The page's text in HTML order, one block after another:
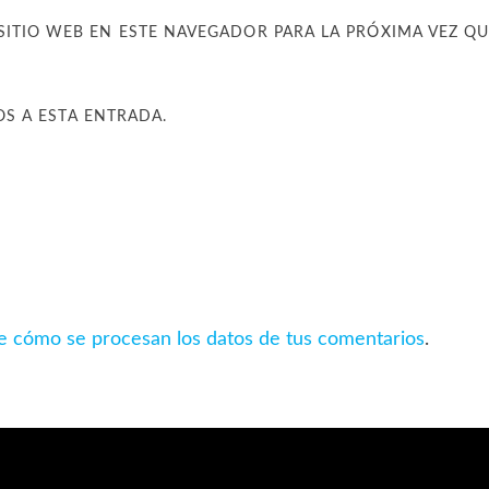
WEB EN ESTE NAVEGADOR PARA LA PRÓXIMA VEZ
A ESTA ENTRADA.
cómo se procesan los datos de tus comentarios.